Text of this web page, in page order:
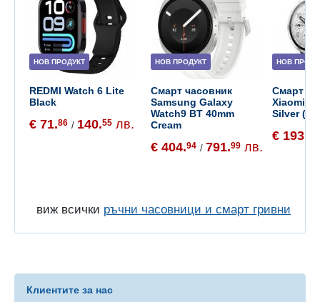
НОВ ПРОДУКТ
REDMI Watch 6 Lite
Black
€ 71.86 / 140.55 лв.
НОВ ПРОДУКТ
Смарт часовник
Samsung Galaxy
Watch9 BT 40mm
Cream
€ 404.94 / 791.99 лв.
НОВ
Смарт
Xiaomi
Silver
€ 193.
виж всички ръчни часовници и смарт гривни
Клиентите за нас